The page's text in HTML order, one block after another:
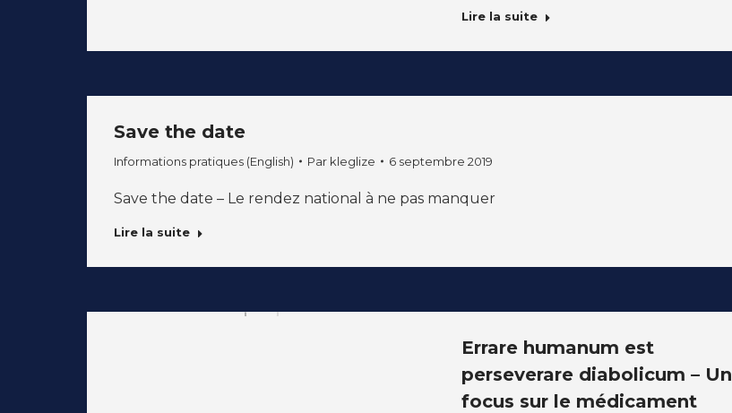
Lire la suite
Save the date
Informations pratiques (English) Par kleglize 6 septembre 2019
Save the date – Le rendez national à ne pas manquer
Lire la suite
Errare humanum est
perseverare diabolicum – Un
focus sur le médicament